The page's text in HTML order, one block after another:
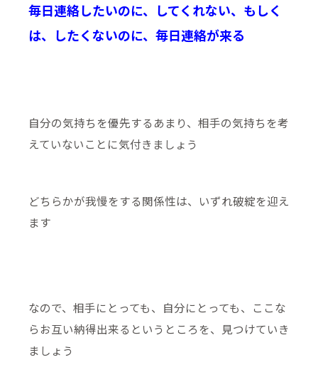
毎日連絡したいのに、してくれない、もしく
は、したくないのに、毎日連絡が来る
自分の気持ちを優先するあまり、相手の気持ちを考
えていないことに気付きましょう
どちらかが我慢をする関係性は、いずれ破綻を迎え
ます
なので、相手にとっても、自分にとっても、ここな
らお互い納得出来るというところを、見つけていき
ましょう